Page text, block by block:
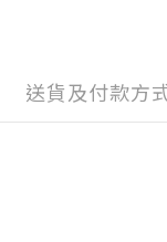
送貨及付款方